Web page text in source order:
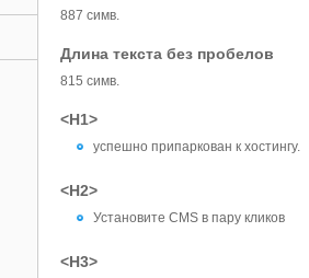
887 симв.
Длина текста без пробелов
815 симв.
<H1>
успешно припаркован к хостингу.
<H2>
Установите CMS в пару кликов
<H3>